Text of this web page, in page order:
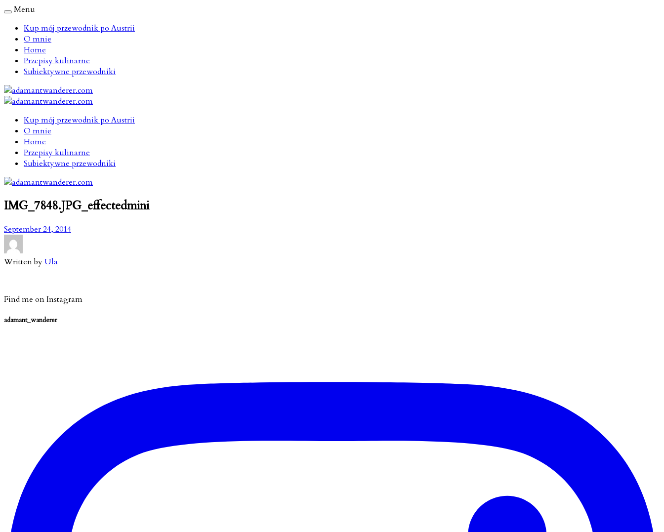
Menu
Kup mój przewodnik po Austrii
O mnie
Home
Przepisy kulinarne
Subiektywne przewodniki
Kup mój przewodnik po Austrii
O mnie
Home
Przepisy kulinarne
Subiektywne przewodniki
IMG_7848.JPG_effectedmini
September 24, 2014
Written byUla
Find me on Instagram
adamant_wanderer